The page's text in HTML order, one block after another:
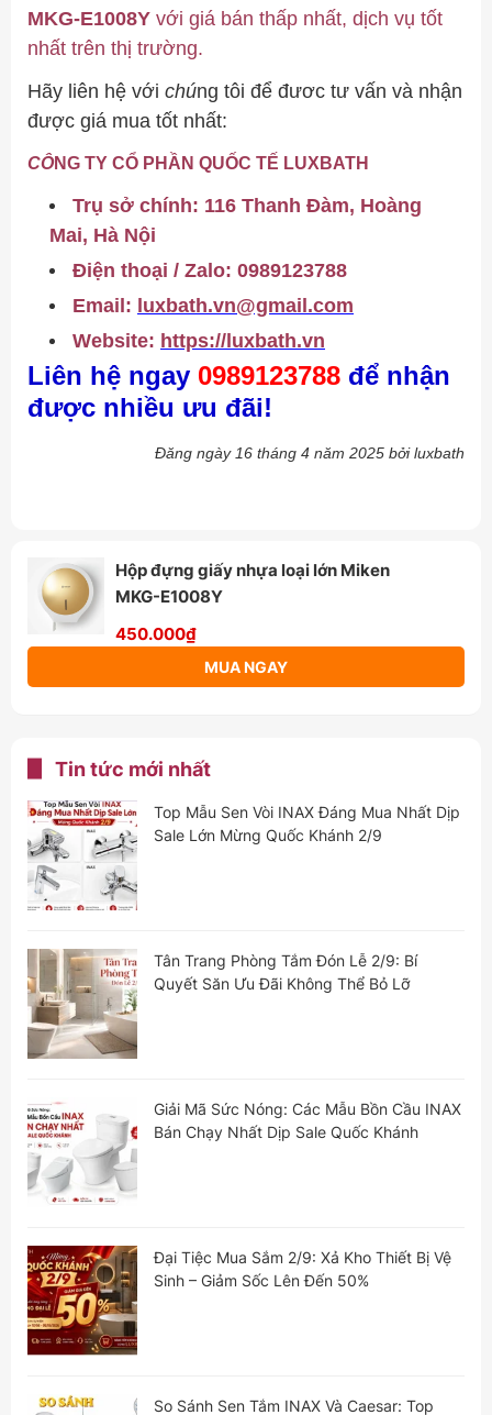
MKG-E1008Y với giá bán thấp nhất, dịch vụ tốt
nhất trên thị trường.
Hãy liên hệ với chúng tôi để đươc tư vấn và nhận
được giá mua tốt nhất:
CÔNG TY CỔ PHẦN QUỐC TẾ LUXBATH
Trụ sở chính: 116 Thanh Đàm, Hoàng
Mai, Hà Nội
Điện thoại / Zalo: 0989123788
Email: luxbath.vn@gmail.com
Website: https://luxbath.vn
Liên hệ ngay 0989123788 để nhận
được nhiều ưu đãi!
Đăng ngày 16 tháng 4 năm 2025 bởi luxbath
Hộp đựng giấy nhựa loại lớn Miken
MKG-E1008Y
450.000₫
MUA NGAY
Tin tức mới nhất
Top Mẫu Sen Vòi INAX Đáng Mua Nhất Dịp
Sale Lớn Mừng Quốc Khánh 2/9
Tân Trang Phòng Tắm Đón Lễ 2/9: Bí
Quyết Săn Ưu Đãi Không Thể Bỏ Lỡ
Giải Mã Sức Nóng: Các Mẫu Bồn Cầu INAX
Bán Chạy Nhất Dịp Sale Quốc Khánh
Đại Tiệc Mua Sắm 2/9: Xả Kho Thiết Bị Vệ
Sinh – Giảm Sốc Lên Đến 50%
So Sánh Sen Tắm INAX Và Caesar: Top